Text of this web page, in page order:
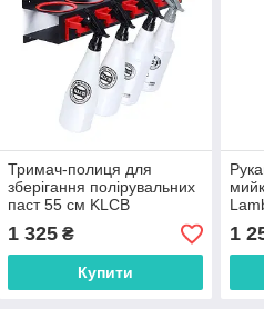
Тримач-полиця для
зберігання полірувальних
паст 55 см KLCB
1 325₴
Купити
1